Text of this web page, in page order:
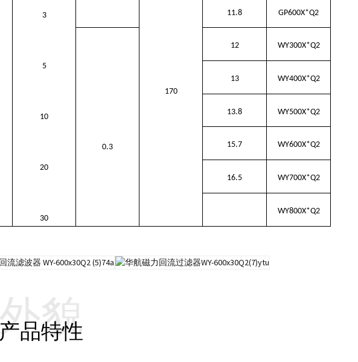
3
5
10
20
30
170
11.8 GP600X*Q2
0.3
12 WY300X*Q2
13 WY400X*Q2
13.8 WY500X*Q2
15.7 WY600X*Q2
16.5 WY700X*Q2
WY800X*Q2
产品特性
外貌